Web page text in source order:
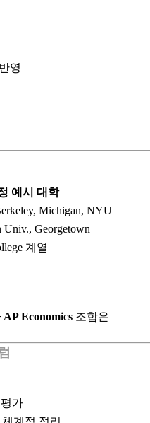
영
예시 대학
Michigan, NYU
Georgetown
계열
Economics 조합은
가